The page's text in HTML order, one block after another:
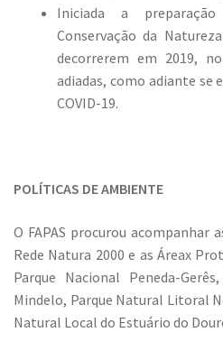
Iniciada a
Conservação da
decorrerem em 2019,
adiadas, como adiante se
COVID-19.
POLÍTICAS DE AMBIENTE
O FAPAS procurou acompanhar
Rede Natura 2000 e as Áreax
Parque Nacional Peneda-
Mindelo, Parque Natural Litoral
Natural Local do Estuário do